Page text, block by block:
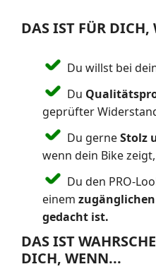
DAS IST FÜR DICH,
Du willst bei
Du
geprüfter
Du gerneStolz
wenn dein Bike
Du den PRO-
einem
gedacht ist.
DAS IST
DICH, WENN...